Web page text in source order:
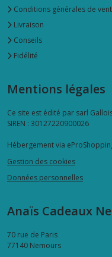
Conditions générales de
Livraison
Conseils
Fidélité
Mentions légales
Ce site est édité par sarl
SIREN : 30127220900026
Hébergement via
Gestion des cookies
Données personnelles
Anaïs Cadeaux
70 rue de Paris
77140 Nemours